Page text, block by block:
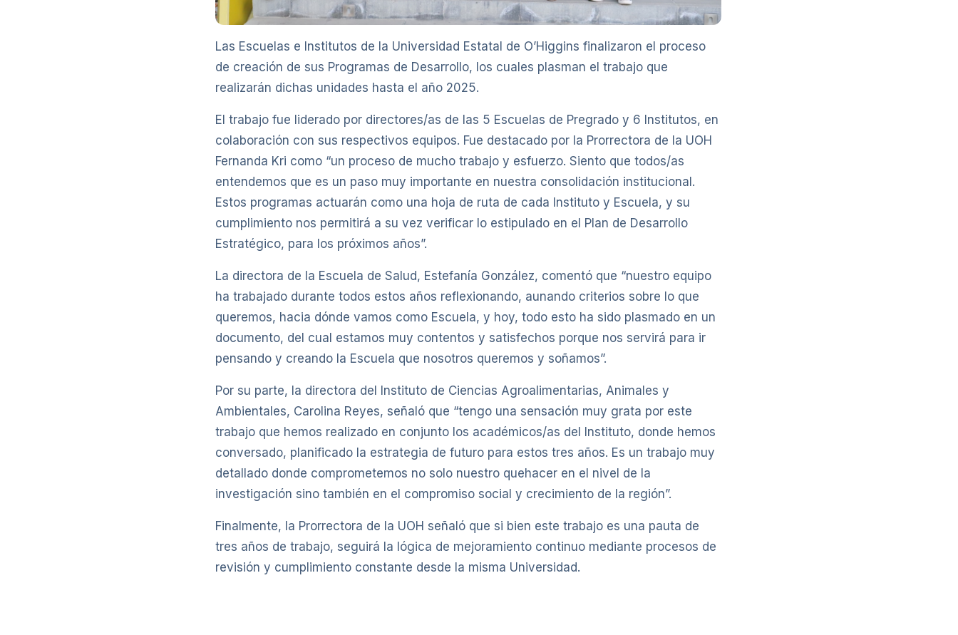
Las Escuelas e Institutos de la Universidad Estatal de O’Higgins finalizaron el proceso
de creación de sus Programas de Desarrollo, los cuales plasman el trabajo que
realizarán dichas unidades hasta el año 2025.
El trabajo fue liderado por directores/as de las 5 Escuelas de Pregrado y 6 Institutos, en
colaboración con sus respectivos equipos. Fue destacado por la Prorrectora de la UOH
Fernanda Kri como “un proceso de mucho trabajo y esfuerzo. Siento que todos/as
entendemos que es un paso muy importante en nuestra consolidación institucional.
Estos programas actuarán como una hoja de ruta de cada Instituto y Escuela, y su
cumplimiento nos permitirá a su vez verificar lo estipulado en el Plan de Desarrollo
Estratégico, para los próximos años”.
La directora de la Escuela de Salud, Estefanía González, comentó que “nuestro equipo
ha trabajado durante todos estos años reflexionando, aunando criterios sobre lo que
queremos, hacia dónde vamos como Escuela, y hoy, todo esto ha sido plasmado en un
documento, del cual estamos muy contentos y satisfechos porque nos servirá para ir
pensando y creando la Escuela que nosotros queremos y soñamos”.
Por su parte, la directora del Instituto de Ciencias Agroalimentarias, Animales y
Ambientales, Carolina Reyes, señaló que “tengo una sensación muy grata por este
trabajo que hemos realizado en conjunto los académicos/as del Instituto, donde hemos
conversado, planificado la estrategia de futuro para estos tres años. Es un trabajo muy
detallado donde comprometemos no solo nuestro quehacer en el nivel de la
investigación sino también en el compromiso social y crecimiento de la región”.
Finalmente, la Prorrectora de la UOH señaló que si bien este trabajo es una pauta de
tres años de trabajo, seguirá la lógica de mejoramiento continuo mediante procesos de
revisión y cumplimiento constante desde la misma Universidad.